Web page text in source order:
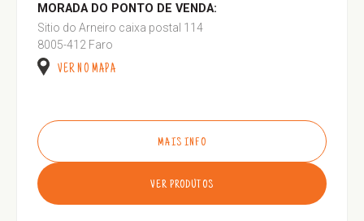
MORADA DO PONTO DE VENDA:
Sitio do Arneiro caixa postal 114
8005-412 Faro
VER NO MAPA
MAIS INFO
VER PRODUTOS